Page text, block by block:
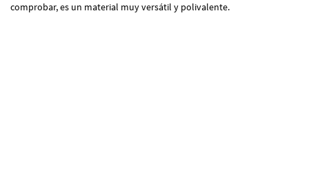
comprobar, es un material muy versátil y polivalente.